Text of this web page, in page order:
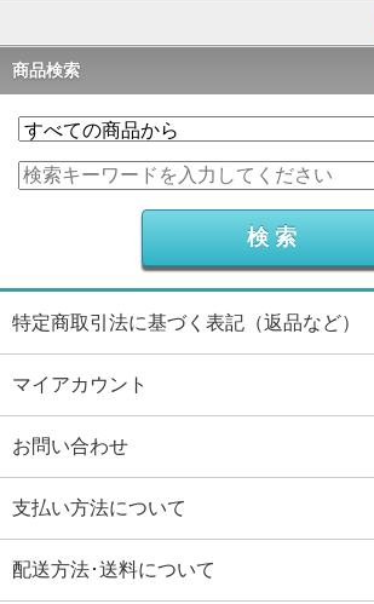
商品検索
特定商取引法に基づく表記（返品など）
マイアカウント
お問い合わせ
支払い方法について
配送方法･送料について